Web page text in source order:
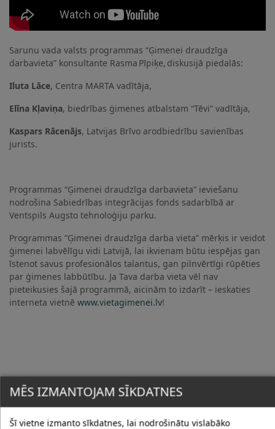
Sarunu vada valsts programmas “Ģimenei draudzīga
darbavieta” konsultante Rasma Pīpiķe, diskusijā piedalās:
Iluta Lāce, Centra MARTA vadītāja,
Elīna Kļaviņa, biedrības ģimenes atbalstam “Tēvi” vadītāja,
Kaspars Rācenājs, Latvijas Brīvo arodbiedrību savienības
jurists.
Programmas “Ģimenei draudzīga darbavieta” ieviešanu
nodrošina Sabiedrības integrācijas fonds sadarbībā ar
Ventspils Augsto tehnoloģiju parku.
Programmas “Ģimenei draudzīga darba vieta” mērķis ir veidot
ģimenei labvēlīgu vidi Latvijā, lai ikvienam būtu iespējas gan
īstenot savus profesionālos talantus, gan pilnvērtīgi rūpēties
par ģimenes labbūtību. Ja Tava darba vieta vēl nav
pieteikusies šajā programmā, aicinām to izdarīt – ieskaties
interneta vietnē www.vietagimenei.lv!
MĒS IZMANTOJAM SĪKDATNES
Šī vietne izmanto sīkdatnes, lai nodrošinātu vislabāko